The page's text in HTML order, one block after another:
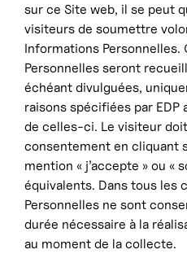
sur ce Site web, il se peut
visiteurs de soumettre
Informations Personnelles.
Personnelles seront
échéant divulguées,
raisons spécifiées par
de celles-ci. Le visiteur
consentement en cliquant
mention « j’accepte » ou «
équivalents. Dans tous les
Personnelles ne sont
durée nécessaire à la
au moment de la collecte.